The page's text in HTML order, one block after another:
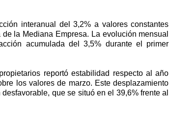
interanual del 3,2% a valores constantes
la Mediana Empresa. La evolución mensual
acumulada del 3,5% durante el primer
reportó estabilidad respecto al año
los valores de marzo. Este desplazamiento
que se situó en el 39,6% frente al